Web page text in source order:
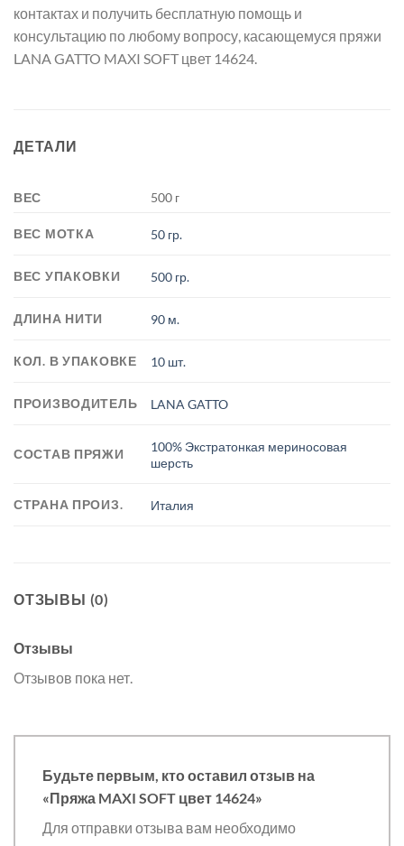
контактах и получить бесплатную помощь и
консультацию по любому вопросу, касающемуся пряжи
LANA GATTO MAXI SOFT цвет 14624.
ДЕТАЛИ
ВЕС 500 г
ВЕС МОТКА 50 гр.
ВЕС УПАКОВКИ 500 гр.
ДЛИНА НИТИ 90 м.
КОЛ. В УПАКОВКЕ 10 шт.
ПРОИЗВОДИТЕЛЬ LANA GATTO
СОСТАВ ПРЯЖИ
100% Экстратонкая мериносовая
шерсть
СТРАНА ПРОИЗ. Италия
ОТЗЫВЫ (0)
Отзывы
Отзывов пока нет.
Будьте первым, кто оставил отзыв на
«Пряжа MAXI SOFT цвет 14624»
Для отправки отзыва вам необходимо